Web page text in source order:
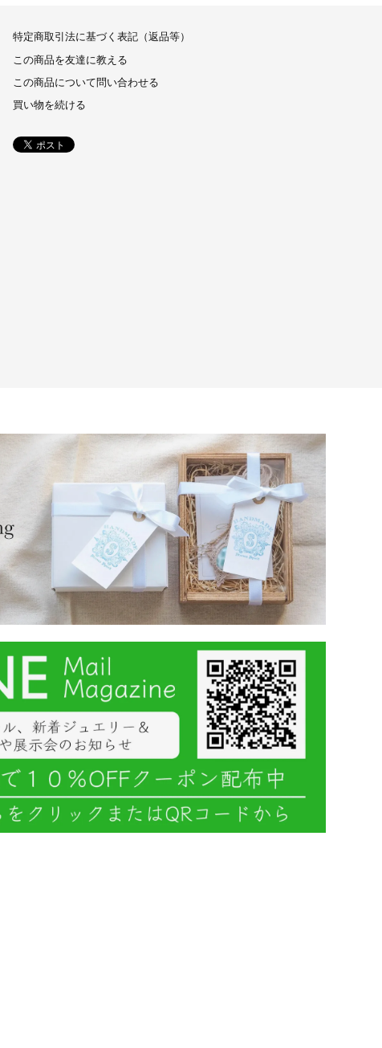
特定商取引法に基づく表記（返品等）
この商品を友達に教える
この商品について問い合わせる
買い物を続ける